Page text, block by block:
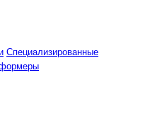
Специализированные